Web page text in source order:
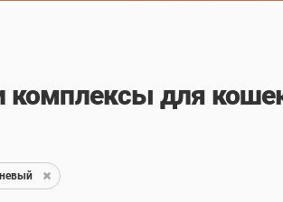
комплексы для